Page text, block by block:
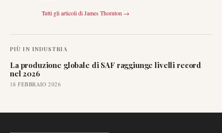
Tutti gli articoli diJames Thornton →
PIÙ IN INDUSTRIA
La produzione globale di SAF raggiunge livelli record
nel 2026
18 FEBBRAIO 2026